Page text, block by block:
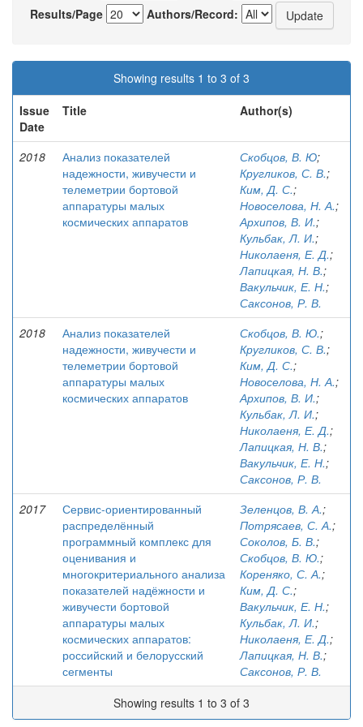
Results/Page
Authors/Record:
Showing results 1 to 3 of 3
Issue
Date
Title Author(s)
2018
Анализ показателей
надежности, живучести и
телеметрии бортовой
аппаратуры малых
космических аппаратов
Скобцов, В. Ю;
Кругликов, С. В.;
Ким, Д. С.;
Новоселова, Н. А.;
Архипов, В. И.;
Кульбак, Л. И.;
Николаеня, Е. Д.;
Лапицкая, Н. В.;
Вакульчик, Е. Н.;
Саксонов, Р. В.
2018
Анализ показателей
надежности, живучести и
телеметрии бортовой
аппаратуры малых
космических аппаратов
Скобцов, В. Ю.;
Кругликов, С. В.;
Ким, Д. С.;
Новоселова, Н. А.;
Архипов, В. И.;
Кульбак, Л. И.;
Николаеня, Е. Д.;
Лапицкая, Н. В.;
Вакульчик, Е. Н.;
Саксонов, Р. В.
2017
Сервис-ориентированный
распределённый
программный комплекс для
оценивания и
многокритериального анализа
показателей надёжности и
живучести бортовой
аппаратуры малых
космических аппаратов:
российский и белорусский
сегменты
Зеленцов, В. А.;
Потрясаев, С. А.;
Соколов, Б. В.;
Скобцов, В. Ю.;
Кореняко, С. А.;
Ким, Д. С.;
Вакульчик, Е. Н.;
Кульбак, Л. И.;
Николаеня, Е. Д.;
Лапицкая, Н. В.;
Саксонов, Р. В.
Showing results 1 to 3 of 3